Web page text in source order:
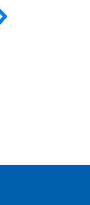
2026年06月24日
「内部通報対応・ハラ